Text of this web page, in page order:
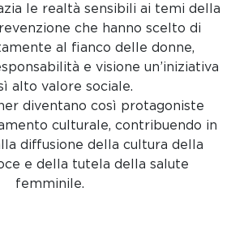
le realtà sensibili ai temi della
che hanno scelto di
al fianco delle donne,
e visione un’iniziativa
alto valore sociale.
diventano così protagoniste
culturale, contribuendo in
diffusione della cultura della
e della tutela della salute
femminile.